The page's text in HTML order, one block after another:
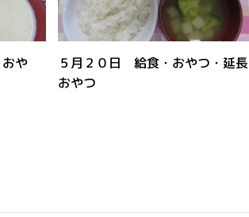
や
５月２０日 給食・おやつ・延長
おやつ